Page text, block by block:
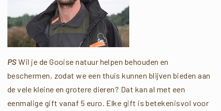
PS Wil je de Gooise natuur helpen behouden en
beschermen, zodat we een thuis kunnen blijven bieden aan
de vele kleine en grotere dieren? Dat kan al met een
eenmalige gift vanaf 5 euro. Elke gift is betekenisvol voor